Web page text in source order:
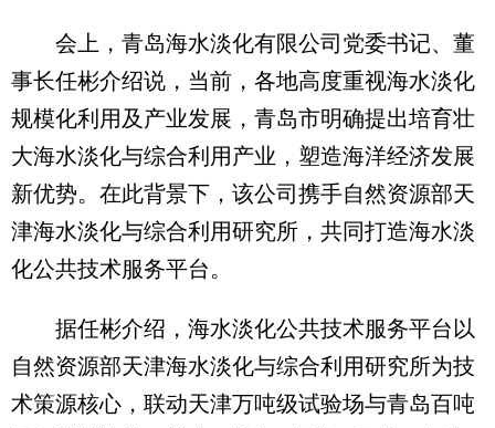
会上，青岛海水淡化有限公司党委书记、董
事长任彬介绍说，当前，各地高度重视海水淡化
规模化利用及产业发展，青岛市明确提出培育壮
大海水淡化与综合利用产业，塑造海洋经济发展
新优势。在此背景下，该公司携手自然资源部天
津海水淡化与综合利用研究所，共同打造海水淡
化公共技术服务平台。
据任彬介绍，海水淡化公共技术服务平台以
自然资源部天津海水淡化与综合利用研究所为技
术策源核心，联动天津万吨级试验场与青岛百吨